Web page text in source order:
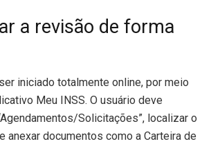
a revisão de forma
iniciado totalmente online, por meio
Meu INSS. O usuário deve
Solicitações”, localizar o
anexar documentos como a Carteira de